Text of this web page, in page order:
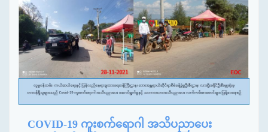
COVID-19 ကူးစက်ရောဂါ အသိပညာပေး